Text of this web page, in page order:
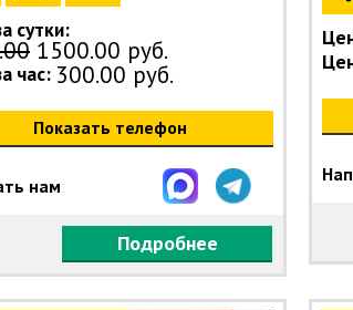
сутки:
1500.00 руб.
час: 300.00 руб.
Показать телефон
нам
Подробнее